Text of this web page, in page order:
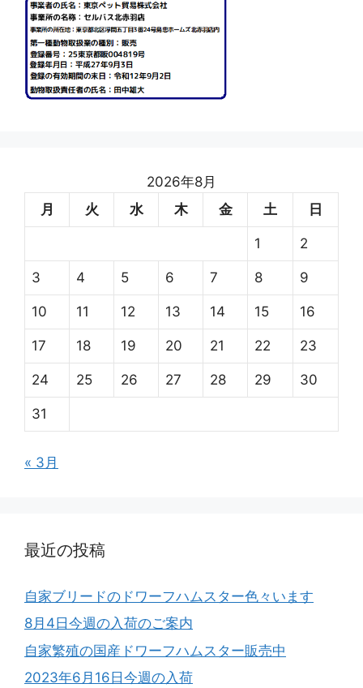
2026年8月
月
火 水 木 金 土 日
1 2
3 4 5 6 7 8 9
10 11 12 13 14 15 16
17 18 19 20 21 22 23
24 25 26 27 28 29 30
31
« 3月
最近の投稿
自家ブリードのドワーフハムスター色々います
8月4日今週の入荷のご案内
自家繁殖の国産ドワーフハムスター販売中
2023年6月16日今週の入荷